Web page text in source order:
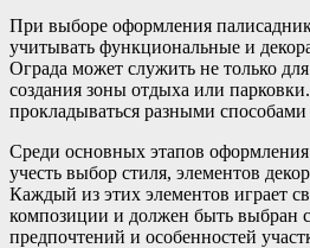
При выборе оформления
учитывать функциональные и
Ограда может служить не только
создания зоны отдыха или
прокладываться разными
Среди основных этапов оформления
учесть выбор стиля, элементов
Каждый из этих элементов играет
композиции и должен быть выбран
предпочтений и особенностей